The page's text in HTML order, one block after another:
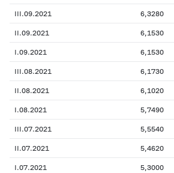
III.09.2021 6,3280
II.09.2021 6,1530
I.09.2021 6,1530
III.08.2021 6,1730
II.08.2021 6,1020
I.08.2021 5,7490
III.07.2021 5,5540
II.07.2021 5,4620
I.07.2021 5,3000